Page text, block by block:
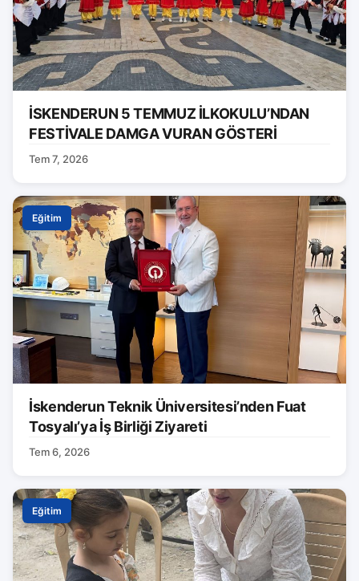
İSKENDERUN 5 TEMMUZ İLKOKULU’NDAN
FESTİVALE DAMGA VURAN GÖSTERİ
Tem 7, 2026
Eğitim
İskenderun Teknik Üniversitesi’nden Fuat
Tosyalı’ya İş Birliği Ziyareti
Tem 6, 2026
Eğitim